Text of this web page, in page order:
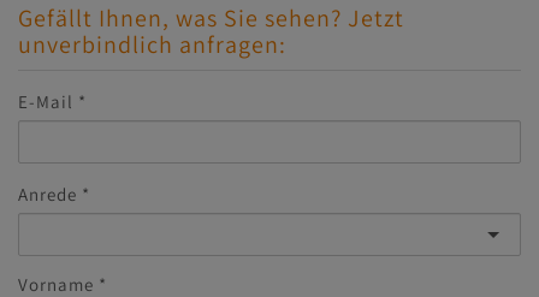
Gefällt Ihnen, was Sie sehen? Jetzt
unverbindlich anfragen:
E-Mail
Anrede
Vorname